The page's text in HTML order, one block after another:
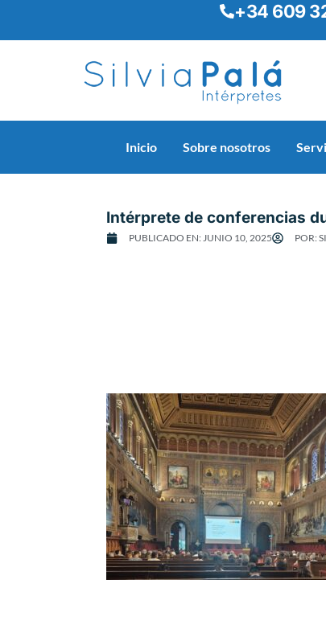
+34 609
Inicio Sobre nosotros
Intérprete de conferencias
PUBLICADO EN:JUNIO 10, 2025 POR: